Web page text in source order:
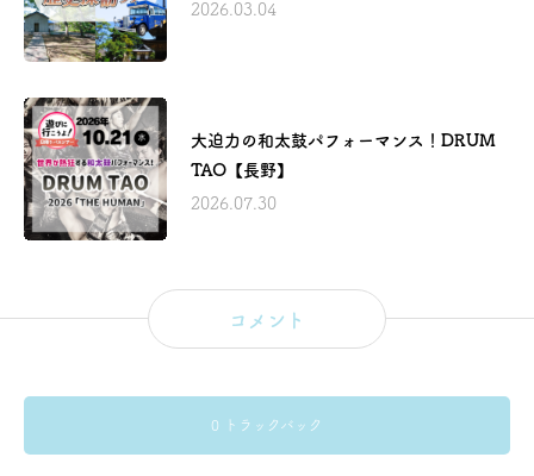
2026.03.04
大迫力の和太鼓パフォーマンス！DRUM
TAO【長野】
2026.07.30
コメント
0 トラックバック